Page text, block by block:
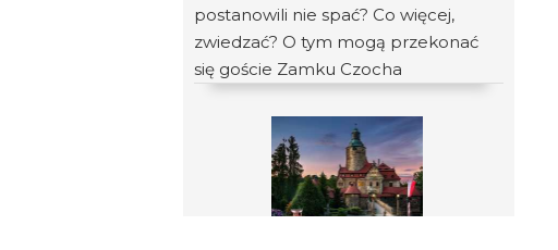
postanowili nie spać? Co więcej,
zwiedzać? O tym mogą przekonać
się goście Zamku Czocha